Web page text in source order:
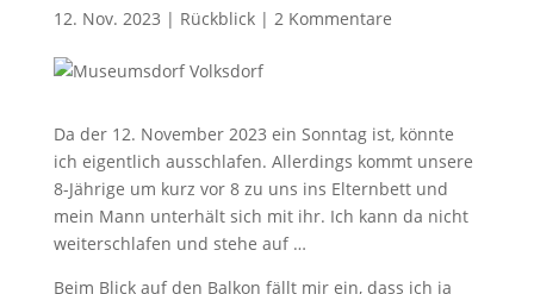
12. Nov. 2023 | Rückblick| 2 Kommentare
Da der 12. November 2023 ein Sonntag ist, könnte
ich eigentlich ausschlafen. Allerdings kommt unsere
8-Jährige um kurz vor 8 zu uns ins Elternbett und
mein Mann unterhält sich mit ihr. Ich kann da nicht
weiterschlafen und stehe auf …
Beim Blick auf den Balkon fällt mir ein, dass ich ja